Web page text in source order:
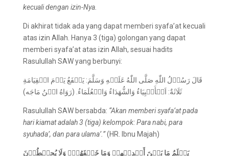
kecuali dengan izin-Nya.
Di akhirat tidak ada yang dapat memberi syafa’at kecuali
atas izin Allah. Hanya 3 (tiga) golongan yang dapat
memberi syafa’at atas izin Allah, sesuai hadits
Rasulullah SAW yang berbunyi:
قَالَ رَسُوۡلُ اللّٰهِ صَلَّى اللّٰهُ عَلَيۡهِ وَسَلَّمَ: يَشۡفَعُ يَوۡمَ الۡقِيَامَةِ
ثَلَاثَةٌ: اَلۡأَنۡبِيَاءُ وَالشُّهَدَاءُ وَالۡعُلَمَاءُ. (رَوَاهُ ابۡنُ مَاجَه)
Rasulullah SAW bersabda: “Akan memberi syafa’at pada
hari kiamat adalah 3 (tiga) kelompok: Para nabi, para
syuhada’, dan para ulama’.”(HR. Ibnu Majah)
يَعۡلَمُ مَا بَيۡنَ أَيۡدِيۡهِمۡ وَمَا خَلۡفَهُمۡۖ وَلَا يُحِيۡطُوۡنَ